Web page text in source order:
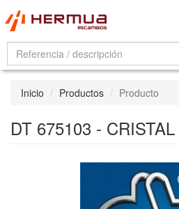
Inicio Productos Producto
DT 675103 -